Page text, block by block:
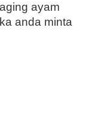
ayam
anda minta